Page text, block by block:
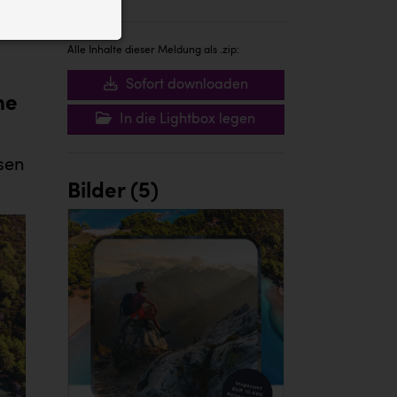
Alle Inhalte dieser Meldung als .zip:
Sofort downloaden
In die Lightbox legen
Bilder (5)
Website